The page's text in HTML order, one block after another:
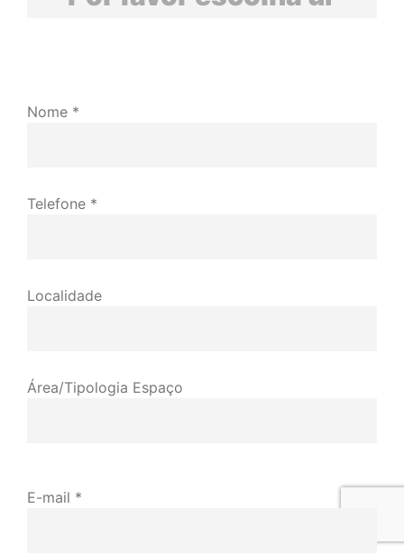
Nome *
Telefone *
Localidade
Área/Tipologia Espaço
E-mail *